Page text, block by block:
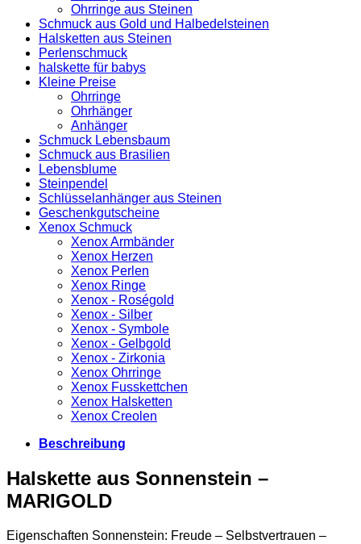
Ohrringe aus Steinen
Schmuck aus Gold und Halbedelsteinen
Halsketten aus Steinen
Perlenschmuck
halskette für babys
Kleine Preise
Ohrringe
Ohrhänger
Anhänger
Schmuck Lebensbaum
Schmuck aus Brasilien
Lebensblume
Steinpendel
Schlüsselanhänger aus Steinen
Geschenkgutscheine
Xenox Schmuck
Xenox Armbänder
Xenox Herzen
Xenox Perlen
Xenox Ringe
Xenox - Roségold
Xenox - Silber
Xenox - Symbole
Xenox - Gelbgold
Xenox - Zirkonia
Xenox Ohrringe
Xenox Fusskettchen
Xenox Halsketten
Xenox Creolen
Beschreibung
Halskette aus Sonnenstein –
MARIGOLD
Eigenschaften Sonnenstein: Freude – Selbstvertrauen –